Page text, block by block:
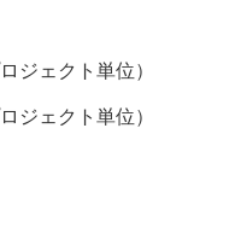
ジェクト単位）
ジェクト単位）